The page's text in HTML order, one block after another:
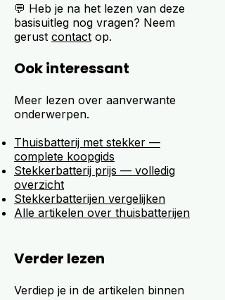
💬 Heb je na het lezen van deze
basisuitleg nog vragen? Neem
gerust contact op.
Ook interessant
Meer lezen over aanverwante
onderwerpen.
Thuisbatterij met stekker —
complete koopgids
Stekkerbatterij prijs — volledig
overzicht
Stekkerbatterijen vergelijken
Alle artikelen over thuisbatterijen
Verder lezen
Verdiep je in de artikelen binnen